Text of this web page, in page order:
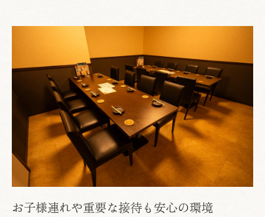
お子様連れや重要な接待も安心の環境